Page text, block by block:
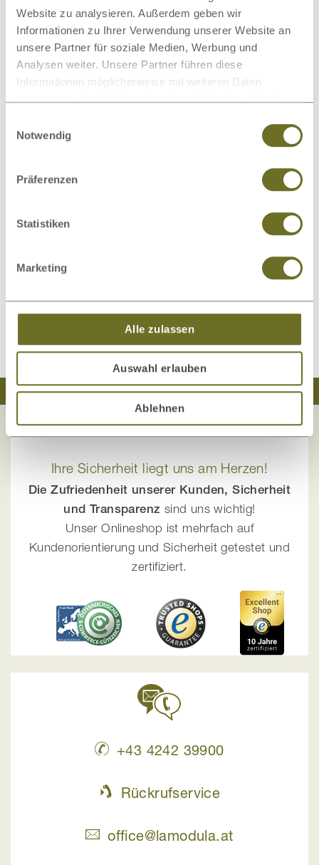
Website zu analysieren. Außerdem geben wir
Informationen zu Ihrer Verwendung unserer Website an
unsere Partner für soziale Medien, Werbung und
Analysen weiter. Unsere Partner führen diese
Informationen möglicherweise mit weiteren Daten
haben.
Notwendig
Präferenzen
Statistiken
Marketing
Alle zulassen
Auswahl erlauben
Ablehnen
Bezug-Auswahl
Pflegehinweis
Topper
Dieses Produkt bewerten
Kundenrezension verfassen
Traumhaft schlafen Natürlich wohnen
Ihre Sicherheit liegt uns am Herzen!
Die Zufriedenheit unserer Kunden, Sicherheit
und Transparenz sind uns wichtig!
Unser Onlineshop ist mehrfach auf
Kundenorientierung und Sicherheit getestet und
zertifiziert.
+43 4242 39900
Rückrufservice
office@lamodula.at